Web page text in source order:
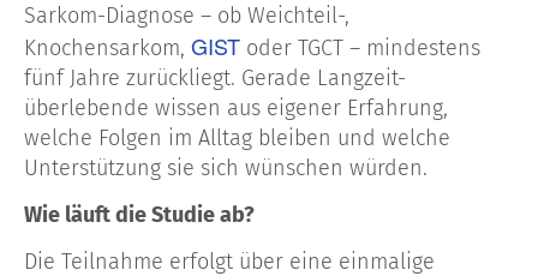
Sarkom-Diagnose – ob Weichteil-,
Knochensarkom, GIST oder TGCT – mindestens
fünf Jahre zurückliegt. Gerade Langzeit-
überlebende wissen aus eigener Erfahrung,
welche Folgen im Alltag bleiben und welche
Unterstützung sie sich wünschen würden.
Wie läuft die Studie ab?
Die Teilnahme erfolgt über eine einmalige